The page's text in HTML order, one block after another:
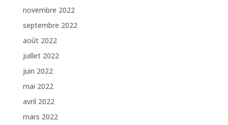
novembre 2022
septembre 2022
août 2022
juillet 2022
juin 2022
mai 2022
avril 2022
mars 2022